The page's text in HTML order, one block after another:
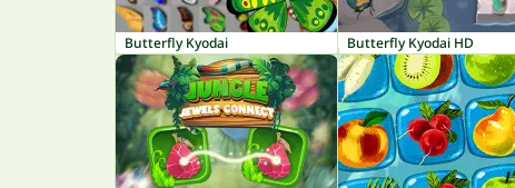
Butterfly Kyodai Butterfly Kyodai HD